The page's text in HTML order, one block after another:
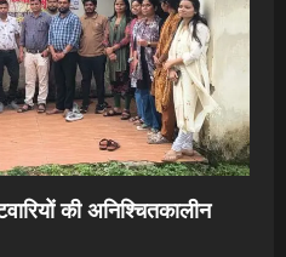
की अनिश्चितकालीन